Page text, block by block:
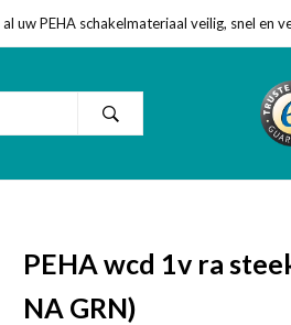
uw PEHA schakelmateriaal veilig, snel en
PEHA wcd 1v ra
NA GRN)